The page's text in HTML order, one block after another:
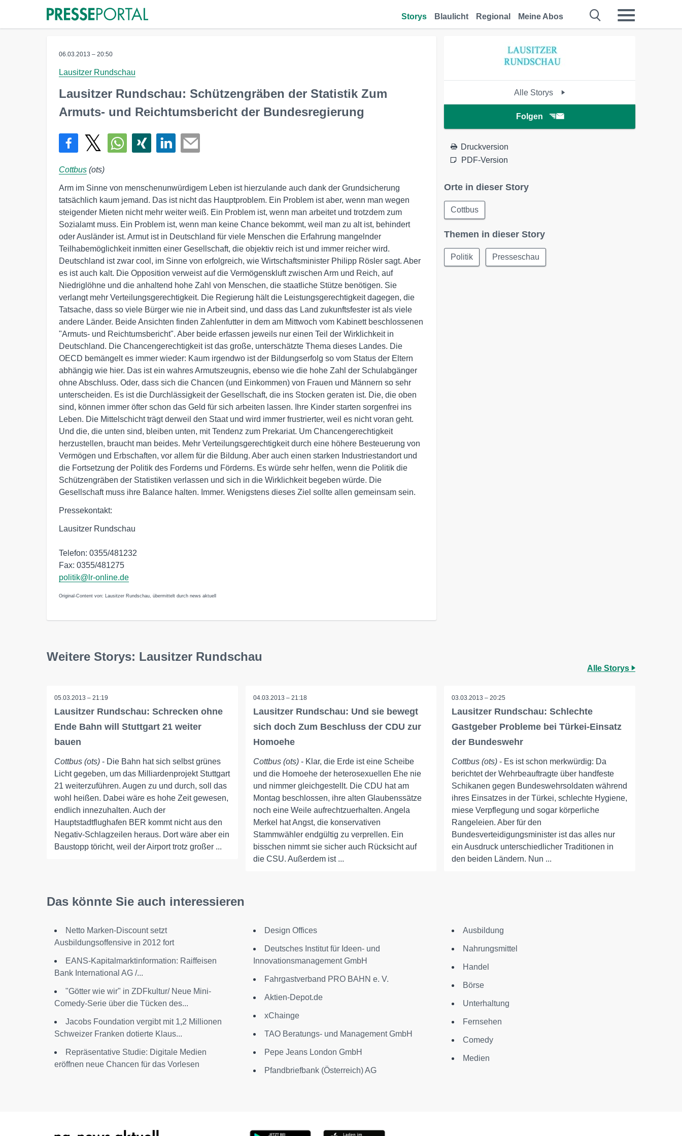
Storys Blaulicht Regional Meine Abos
06.03.2013 – 20:50
Lausitzer Rundschau
Lausitzer Rundschau: Schützengräben der Statistik Zum
Armuts- und Reichtumsbericht der Bundesregierung
Cottbus (ots)
Arm im Sinne von menschenunwürdigem Leben ist hierzulande auch dank der Grundsicherung
tatsächlich kaum jemand. Das ist nicht das Hauptproblem. Ein Problem ist aber, wenn man wegen
steigender Mieten nicht mehr weiter weiß. Ein Problem ist, wenn man arbeitet und trotzdem zum
Sozialamt muss. Ein Problem ist, wenn man keine Chance bekommt, weil man zu alt ist, behindert
oder Ausländer ist. Armut ist in Deutschland für viele Menschen die Erfahrung mangelnder
Teilhabemöglichkeit inmitten einer Gesellschaft, die objektiv reich ist und immer reicher wird.
Deutschland ist zwar cool, im Sinne von erfolgreich, wie Wirtschaftsminister Philipp Rösler sagt. Aber
es ist auch kalt. Die Opposition verweist auf die Vermögenskluft zwischen Arm und Reich, auf
Niedriglöhne und die anhaltend hohe Zahl von Menschen, die staatliche Stütze benötigen. Sie
verlangt mehr Verteilungsgerechtigkeit. Die Regierung hält die Leistungsgerechtigkeit dagegen, die
Tatsache, dass so viele Bürger wie nie in Arbeit sind, und dass das Land zukunftsfester ist als viele
andere Länder. Beide Ansichten finden Zahlenfutter in dem am Mittwoch vom Kabinett beschlossenen
"Armuts- und Reichtumsbericht". Aber beide erfassen jeweils nur einen Teil der Wirklichkeit in
Deutschland. Die Chancengerechtigkeit ist das große, unterschätzte Thema dieses Landes. Die
OECD bemängelt es immer wieder: Kaum irgendwo ist der Bildungserfolg so vom Status der Eltern
abhängig wie hier. Das ist ein wahres Armutszeugnis, ebenso wie die hohe Zahl der Schulabgänger
ohne Abschluss. Oder, dass sich die Chancen (und Einkommen) von Frauen und Männern so sehr
unterscheiden. Es ist die Durchlässigkeit der Gesellschaft, die ins Stocken geraten ist. Die, die oben
sind, können immer öfter schon das Geld für sich arbeiten lassen. Ihre Kinder starten sorgenfrei ins
Leben. Die Mittelschicht trägt derweil den Staat und wird immer frustrierter, weil es nicht voran geht.
Und die, die unten sind, bleiben unten, mit Tendenz zum Prekariat. Um Chancengerechtigkeit
herzustellen, braucht man beides. Mehr Verteilungsgerechtigkeit durch eine höhere Besteuerung von
Vermögen und Erbschaften, vor allem für die Bildung. Aber auch einen starken Industriestandort und
die Fortsetzung der Politik des Forderns und Förderns. Es würde sehr helfen, wenn die Politik die
Schützengräben der Statistiken verlassen und sich in die Wirklichkeit begeben würde. Die
Gesellschaft muss ihre Balance halten. Immer. Wenigstens dieses Ziel sollte allen gemeinsam sein.
Pressekontakt:
Lausitzer Rundschau
Telefon: 0355/481232
Fax: 0355/481275
politik@lr-online.de
Original-Content von: Lausitzer Rundschau, übermittelt durch news aktuell
Alle Storys
Folgen
Druckversion
PDF-Version
Orte in dieser Story
Cottbus
Themen in dieser Story
Politik Presseschau
Weitere Storys: Lausitzer Rundschau
Alle Storys
05.03.2013 – 21:19
Lausitzer Rundschau: Schrecken ohne
Ende Bahn will Stuttgart 21 weiter
bauen
Cottbus (ots) - Die Bahn hat sich selbst grünes
Licht gegeben, um das Milliardenprojekt Stuttgart
21 weiterzuführen. Augen zu und durch, soll das
wohl heißen. Dabei wäre es hohe Zeit gewesen,
endlich innezuhalten. Auch der
Hauptstadtflughafen BER kommt nicht aus den
Negativ-Schlagzeilen heraus. Dort wäre aber ein
Baustopp töricht, weil der Airport trotz großer ...
04.03.2013 – 21:18
Lausitzer Rundschau: Und sie bewegt
sich doch Zum Beschluss der CDU zur
Homoehe
Cottbus (ots)- Klar, die Erde ist eine Scheibe
und die Homoehe der heterosexuellen Ehe nie
und nimmer gleichgestellt. Die CDU hat am
Montag beschlossen, ihre alten Glaubenssätze
noch eine Weile aufrechtzuerhalten. Angela
Merkel hat Angst, die konservativen
Stammwähler endgültig zu verprellen. Ein
bisschen nimmt sie sicher auch Rücksicht auf
die CSU. Außerdem ist ...
03.03.2013 – 20:25
Lausitzer Rundschau: Schlechte
Gastgeber Probleme bei Türkei-Einsatz
der Bundeswehr
Cottbus (ots) - Es ist schon merkwürdig: Da
berichtet der Wehrbeauftragte über handfeste
Schikanen gegen Bundeswehrsoldaten während
ihres Einsatzes in der Türkei, schlechte Hygiene,
miese Verpflegung und sogar körperliche
Rangeleien. Aber für den
Bundesverteidigungsminister ist das alles nur
ein Ausdruck unterschiedlicher Traditionen in
den beiden Ländern. Nun ...
Das könnte Sie auch interessieren
Netto Marken-Discount setzt
Ausbildungsoffensive in 2012 fort
EANS-Kapitalmarktinformation: Raiffeisen
Bank International AG /...
"Götter wie wir" in ZDFkultur/ Neue Mini-
Comedy-Serie über die Tücken des...
Jacobs Foundation vergibt mit 1,2 Millionen
Schweizer Franken dotierte Klaus...
Repräsentative Studie: Digitale Medien
eröffnen neue Chancen für das Vorlesen
Design Offices
Deutsches Institut für Ideen- und
Innovationsmanagement GmbH
Fahrgastverband PRO BAHN e. V.
Aktien-Depot.de
xChainge
TAO Beratungs- und Management GmbH
Pepe Jeans London GmbH
Pfandbriefbank (Österreich) AG
Ausbildung
Nahrungsmittel
Handel
Börse
Unterhaltung
Fernsehen
Comedy
Medien